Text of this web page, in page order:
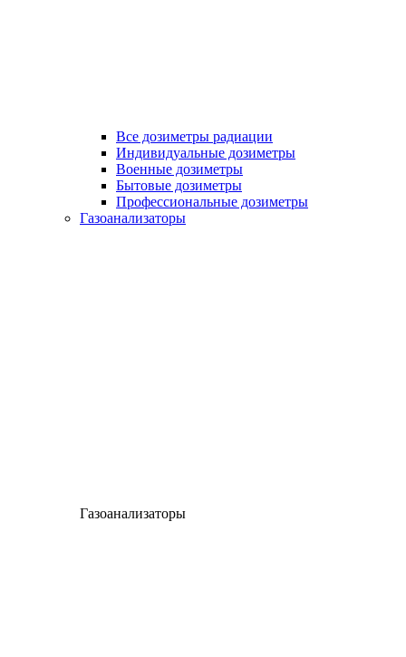
Все дозиметры радиации
Индивидуальные дозиметры
Военные дозиметры
Бытовые дозиметры
Профессиональные дозиметры
Газоанализаторы
Газоанализаторы